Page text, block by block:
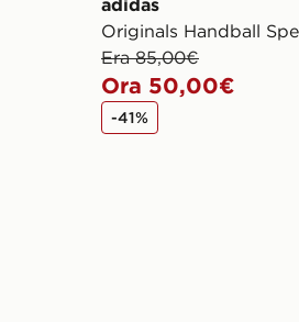
adidas
Originals Handball
Era 85,00€
Ora 50,00€
-41%